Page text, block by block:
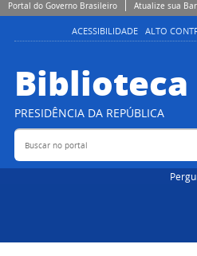
Portal do Governo Brasileiro Atualize sua
ACESSIBILIDADE ALTO
Biblioteca
PRESIDÊNCIA DA REPÚBLICA
Buscar no portal